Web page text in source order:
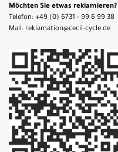
Möchten Sie etwas reklamieren?
Telefon: +49 (0) 6731 - 99 6 99 38
Mail: reklamation@cecil-cycle.de